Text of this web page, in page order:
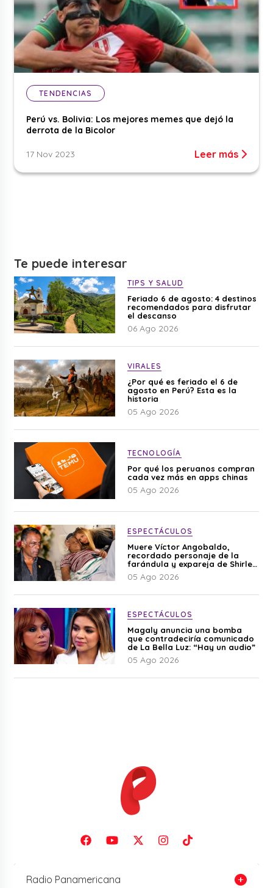
TENDENCIAS
Perú vs. Bolivia: Los mejores memes que dejó la
derrota de la Bicolor
17 Nov 2023 Leer más
Te puede interesar
TIPS Y SALUD
Feriado 6 de agosto: 4 destinos
recomendados para disfrutar
el descanso
06 Ago 2026
VIRALES
¿Por qué es feriado el 6 de
agosto en Perú? Esta es la
historia
05 Ago 2026
TECNOLOGÍA
Por qué los peruanos compran
cada vez más en apps chinas
05 Ago 2026
ESPECTÁCULOS
Muere Víctor Angobaldo,
recordado personaje de la
farándula y expareja de Shirley
Cherres
05 Ago 2026
ESPECTÁCULOS
Magaly anuncia una bomba
que contradeciría comunicado
de La Bella Luz: “Hay un audio”
05 Ago 2026
Radio Panamericana